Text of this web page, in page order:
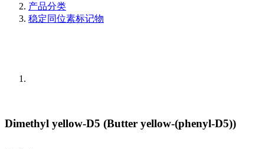
产品分类
稳定同位素标记物
Dimethyl yellow-D5 (Butter yellow-(phenyl-D5))